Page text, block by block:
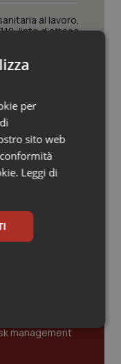
al lavoro,
liste d’attesa
agosto alert
costoso
al via la
2027 in
QS Pro
management
per
sito web
Leggi di
Marketing